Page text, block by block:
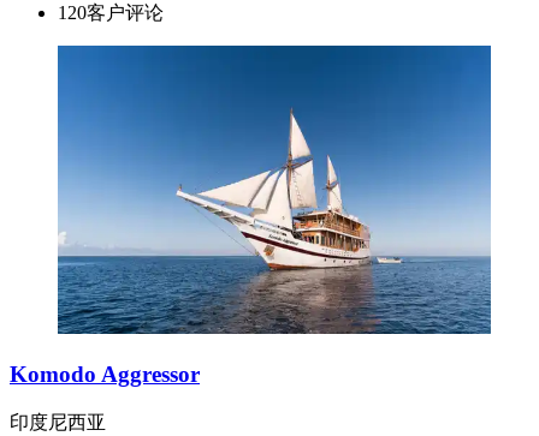
120客户评论
Komodo Aggressor
印度尼西亚